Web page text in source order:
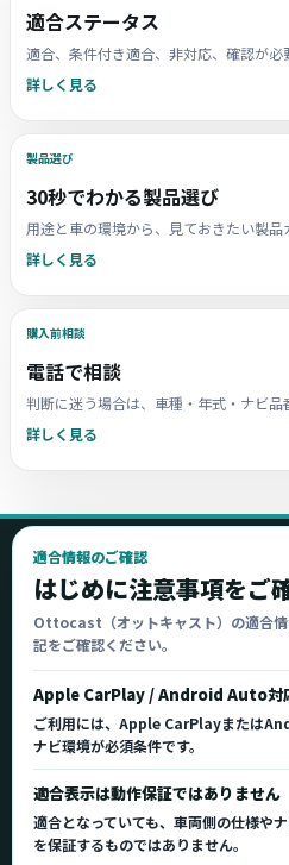
適合ステータス
適合、条件付き適合、非対応、確認が必
詳しく見る
製品選び
30秒でわかる製品選び
用途と車の環境から、見ておきたい製品
詳しく見る
購入前相談
電話で相談
判断に迷う場合は、車種・年式・ナビ品
詳しく見る
適合情報のご確認
はじめに注意事項をご
Ottocast（オットキャスト）の適合情
記をご確認ください。
Apple CarPlay / Android Auto対
ご利用には、Apple CarPlayまたは
ナビ環境が必須条件です。
適合表示は動作保証ではありません
適合となっていても、車両側の仕様や
を保証するものではありません。
Ottocast
オットキャスト
Ottocast正規販売代理店 Azgate株
Ottocast（オットキャスト）の製品
合、サポート情報を日本国内向け
ます。
正規販売代理店 車種適合情報 国内サ
製品を探す